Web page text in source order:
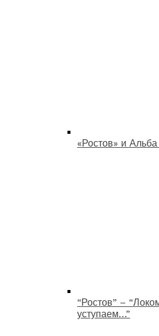
«Ростов» и
“Ростов” –
уступаем…”